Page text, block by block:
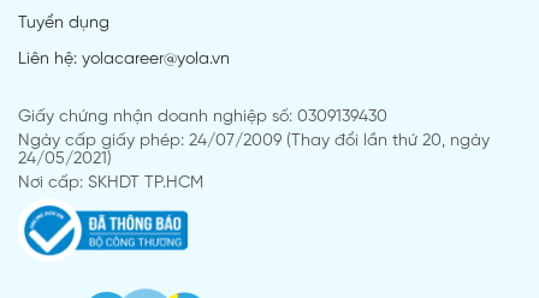
Tuyển dụng
Liên hệ: yolacareer@yola.vn
Giấy chứng nhận doanh nghiệp số: 0309139430
Ngày cấp giấy phép: 24/07/2009 (Thay đổi lần thứ 20, ngày
24/05/2021)
Nơi cấp: SKHDT TP.HCM